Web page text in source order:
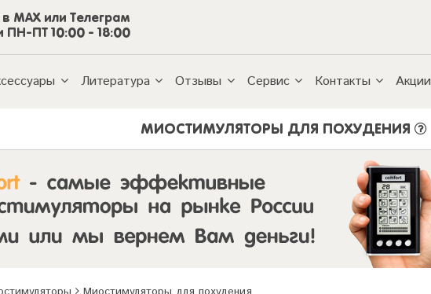
MAX или Телеграм
ПН-ПТ 10:00 - 18:00
Литература Отзывы Сервис Контакты Акции
МИОСТИМУЛЯТОРЫ ДЛЯ ПОХУДЕНИЯ